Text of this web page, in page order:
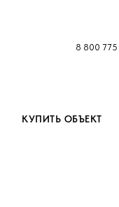
8 800
КУПИТЬ ОБЪЕКТ